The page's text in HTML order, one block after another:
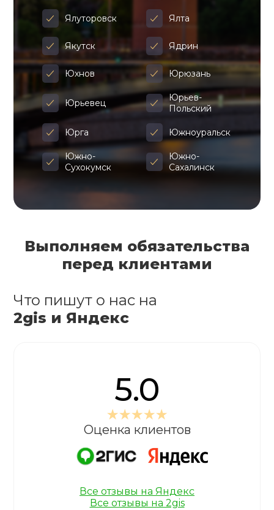
Ялуторовск Ялта
Якутск Ядрин
Юхнов Юрюзань
Юрьевец
Юрьев-
Польский
Юрга Южноуральск
Южно-
Сухокумск
Южно-
Сахалинск
Выполняем обязательства
перед клиентами
Что пишут о нас на
2gis и Яндекс
5.0
Оценка клиентов
Все отзывы на Яндекс
Все отзывы на 2gis